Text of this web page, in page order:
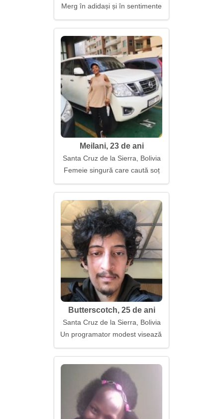
Merg în adidași și în sentimente
Meilani, 23 de ani
Santa Cruz de la Sierra, Bolivia
Femeie singură care caută soț
Butterscotch, 25 de ani
Santa Cruz de la Sierra, Bolivia
Un programator modest visează la o fată creativă